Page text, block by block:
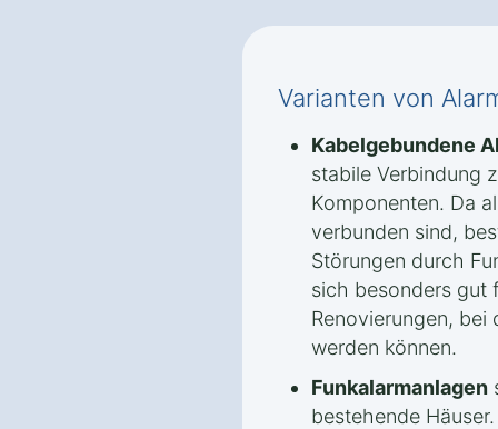
Varianten von
Kabelgebundene
stabile Verbindung
Komponenten. Da
verbunden sind,
Störungen durch
sich besonders gut
Renovierungen,
werden können.
Funkalarmanlagen
bestehende